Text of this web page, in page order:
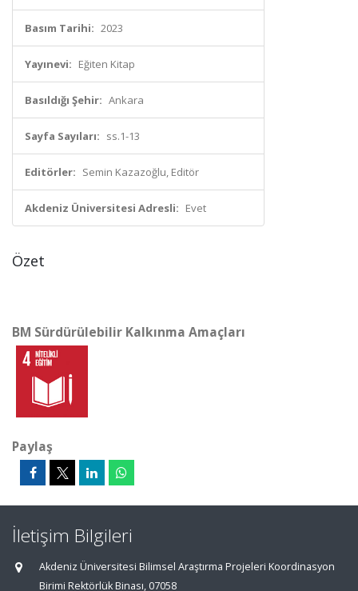
Basım Tarihi: 2023
Yayınevi: Eğiten Kitap
Basıldığı Şehir: Ankara
Sayfa Sayıları: ss.1-13
Editörler: Semin Kazazoğlu, Editör
Akdeniz Üniversitesi Adresli: Evet
Özet
BM Sürdürülebilir Kalkınma Amaçları
Paylaş
İletişim Bilgileri
Akdeniz Üniversitesi Bilimsel Araştırma Projeleri Koordinasyon
Birimi Rektörlük Binası, 07058